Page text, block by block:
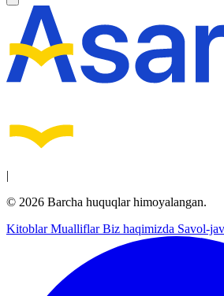
|
© 2026 Barcha huquqlar himoyalangan.
KitoblarMualliflarBiz haqimizda Savol-